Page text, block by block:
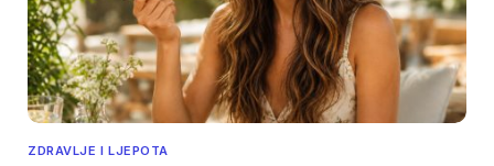
ZDRAVLJE I LJEPOTA